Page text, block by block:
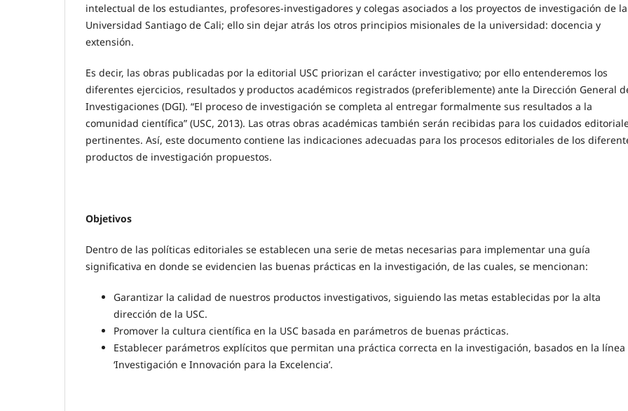
intelectual de los estudiantes, profesores-investigadores y colegas asociados a los proyectos de investigación de la
Universidad Santiago de Cali; ello sin dejar atrás los otros principios misionales de la universidad: docencia y
extensión.
Es decir, las obras publicadas por la editorial USC priorizan el carácter investigativo; por ello entenderemos los
diferentes ejercicios, resultados y productos académicos registrados (preferiblemente) ante la Dirección General
Investigaciones (DGI). “El proceso de investigación se completa al entregar formalmente sus resultados a la
comunidad científica” (USC, 2013). Las otras obras académicas también serán recibidas para los cuidados
pertinentes. Así, este documento contiene las indicaciones adecuadas para los procesos editoriales de los
productos de investigación propuestos.
Objetivos
Dentro de las políticas editoriales se establecen una serie de metas necesarias para implementar una guía
significativa en donde se evidencien las buenas prácticas en la investigación, de las cuales, se mencionan:
Garantizar la calidad de nuestros productos investigativos, siguiendo las metas establecidas por la alta
dirección de la USC.
Promover la cultura científica en la USC basada en parámetros de buenas prácticas.
Establecer parámetros explícitos que permitan una práctica correcta en la investigación, basados en la línea
‘Investigación e Innovación para la Excelencia’.